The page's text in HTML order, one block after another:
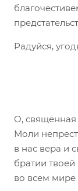
Радуйся,
О, священная
Моли
в нас вера и
братии
во всем мире